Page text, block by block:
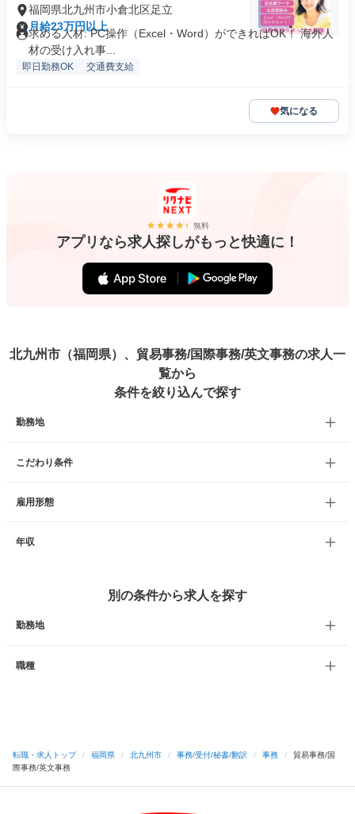
福岡県北九州市小倉北区足立
月給23万円以上
求める人材: PC操作（Excel・Word）ができればOK！ 海外人
材の受け入れ事...
即日勤務OK 交通費支給
気になる
無料
アプリなら求人探しがもっと快適に！
北九州市（福岡県）、貿易事務/国際事務/英文事務の求人一
覧から
条件を絞り込んで探す
勤務地
こだわり条件
雇用形態
年収
別の条件から求人を探す
勤務地
職種
転職・求人トップ / 福岡県 / 北九州市 / 事務/受付/秘書/翻訳 / 事務 /
貿易事務/国
際事務/英文事務